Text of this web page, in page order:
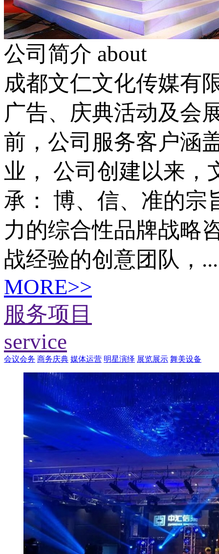
公司简介 about
成都文仁文化传媒有
广告、庆典活动及会
前，公司服务客户涵
业， 公司创建以来，
承： 博、信、准的宗
力的综合性品牌战略
战经验的创意团队，...
MORE>>
服务项目
service
会议会务 商务庆典 媒体运营 明星演绎 展览展示 舞美设备